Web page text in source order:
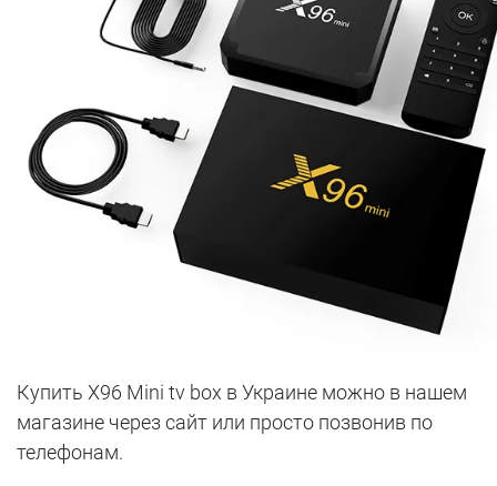
Купить X96 Mini tv box в Украине можно в нашем
магазине через сайт или просто позвонив по
телефонам.